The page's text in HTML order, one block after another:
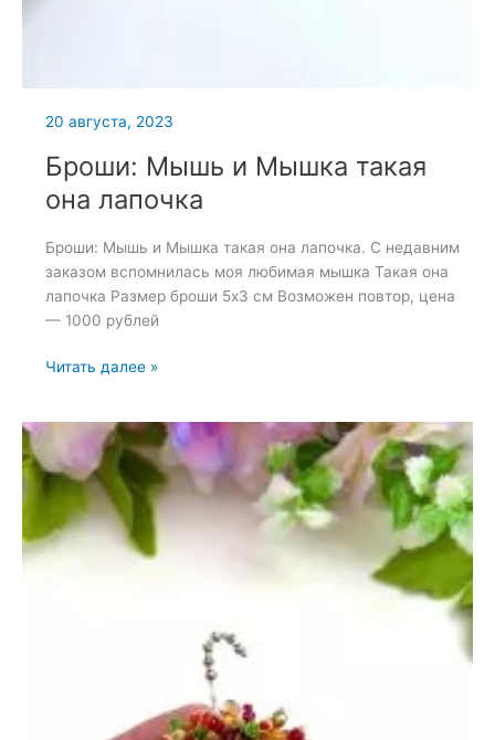
20 августа, 2023
Броши: Мышь и Мышка такая
она лапочка
Броши: Мышь и Мышка такая она лапочка. С недавним
заказом вспомнилась моя любимая мышка Такая она
лапочка Размер броши 5х3 см Возможен повтор, цена
— 1000 рублей
Броши:
такая
она
лапочка
Читать далее »